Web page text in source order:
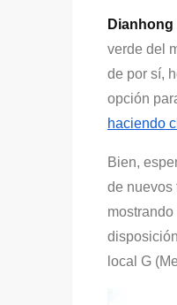
verde del
de por sí,
opción
haciendo
Bien,
de nuevos
local G